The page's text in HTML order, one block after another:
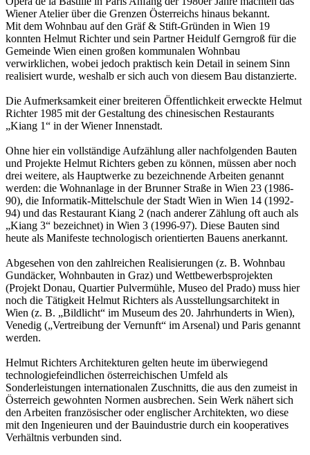
Wiener Atelier über die Grenzen Österreichs hinaus bekannt.
Mit dem Wohnbau auf den Gräf & Stift-Gründen in Wien 19
konnten Helmut Richter und sein Partner Heidulf Gerngroß für die
Gemeinde Wien einen großen kommunalen Wohnbau
verwirklichen, wobei jedoch praktisch kein Detail in seinem Sinn
realisiert wurde, weshalb er sich auch von diesem Bau distanzierte.
Die Aufmerksamkeit einer breiteren Öffentlichkeit erweckte Helmut
Richter 1985 mit der Gestaltung des chinesischen Restaurants
„Kiang 1“ in der Wiener Innenstadt.
Ohne hier ein vollständige Aufzählung aller nachfolgenden Bauten
und Projekte Helmut Richters geben zu können, müssen aber noch
drei weitere, als Hauptwerke zu bezeichnende Arbeiten genannt
werden: die Wohnanlage in der Brunner Straße in Wien 23 (1986-
90), die Informatik-Mittelschule der Stadt Wien in Wien 14 (1992-
94) und das Restaurant Kiang 2 (nach anderer Zählung oft auch als
„Kiang 3“ bezeichnet) in Wien 3 (1996-97). Diese Bauten sind
heute als Manifeste technologisch orientierten Bauens anerkannt.
Abgesehen von den zahlreichen Realisierungen (z. B. Wohnbau
Gundäcker, Wohnbauten in Graz) und Wettbewerbsprojekten
(Projekt Donau, Quartier Pulvermühle, Museo del Prado) muss hier
noch die Tätigkeit Helmut Richters als Ausstellungsarchitekt in
Wien (z. B. „Bildlicht“ im Museum des 20. Jahrhunderts in Wien),
Venedig („Vertreibung der Vernunft“ im Arsenal) und Paris genannt
werden.
Helmut Richters Architekturen gelten heute im überwiegend
technologiefeindlichen österreichischen Umfeld als
Sonderleistungen internationalen Zuschnitts, die aus den zumeist in
Österreich gewohnten Normen ausbrechen. Sein Werk nähert sich
den Arbeiten französischer oder englischer Architekten, wo diese
mit den Ingenieuren und der Bauindustrie durch ein kooperatives
Verhältnis verbunden sind.